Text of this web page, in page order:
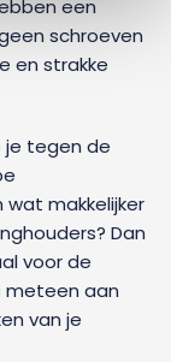
een
schroeven
en strakke
je tegen de
makkelijker
Dan
voor de
meteen aan
van je